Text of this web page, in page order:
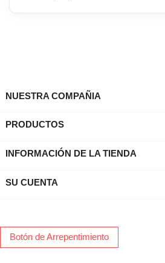
NUESTRA COMPAÑIA
PRODUCTOS
INFORMACIÓN DE LA TIENDA
SU CUENTA
Botón de Arrepentimiento